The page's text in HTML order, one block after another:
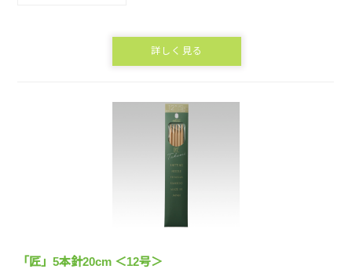
詳しく見る
「匠」5本針20cm ＜12号＞